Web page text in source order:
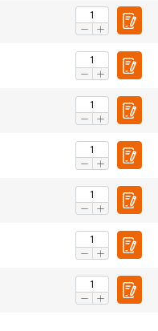
geclassificeerd
ACCEPTEREN